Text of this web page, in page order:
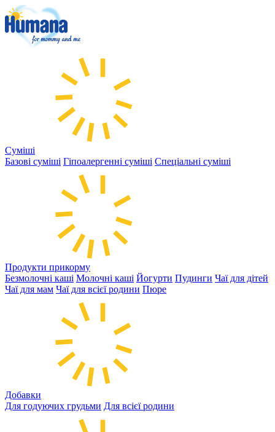
Суміші
Базові суміші Гіпоалергенні суміші Спеціальні суміші
Продукти прикорму
Безмолочні каші Молочні каші Йогурти Пудинги Чаї для дітей
Чаї для мам Чаї для всієї родини Пюре
Добавки
Для годуючих грудьми Для всієї родини